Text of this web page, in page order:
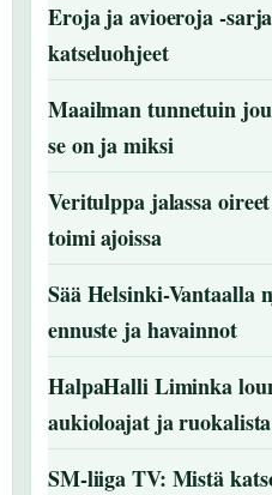
Eroja ja avioeroja -
katseluohjeet
Maailman tunnetuin
se on ja miksi
Veritulppa jalassa
toimi ajoissa
Sää Helsinki-Vantaalla
ennuste ja havainnot
HalpaHalli Liminka
aukioloajat ja ruokalista
SM-liiga TV: Mistä